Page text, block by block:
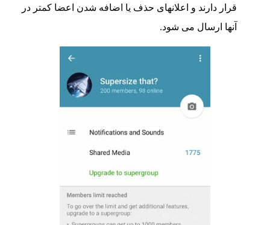
قرار دارند و اعلانهای حذف یا اضافه شدن اعضا کمتر در
آنها ارسال می شود.